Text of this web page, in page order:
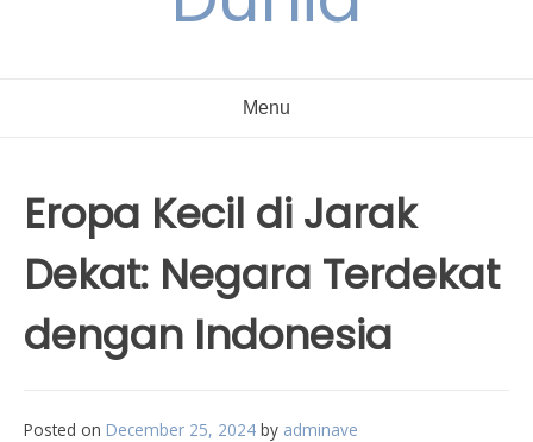
Menu
Eropa Kecil di Jarak
Dekat: Negara Terdekat
dengan Indonesia
Posted on December 25, 2024 by adminave